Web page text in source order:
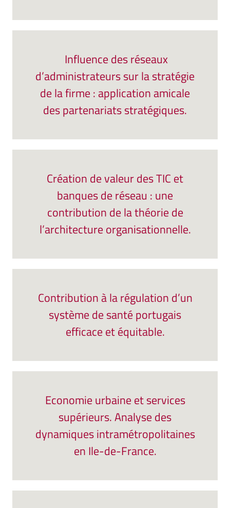
Influence des réseaux
d’administrateurs sur la stratégie
de la firme : application amicale
des partenariats stratégiques.
Création de valeur des TIC et
banques de réseau : une
contribution de la théorie de
l’architecture organisationnelle.
Contribution à la régulation d’un
système de santé portugais
efficace et équitable.
Economie urbaine et services
supérieurs. Analyse des
dynamiques intramétropolitaines
en Ile-de-France.